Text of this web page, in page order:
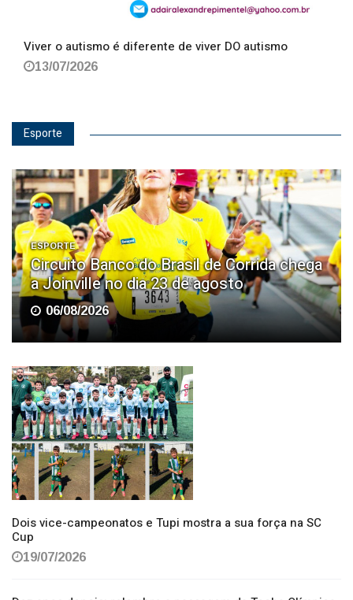
Viver o autismo é diferente de viver DO autismo
13/07/2026
Esporte
ESPORTE
Circuito Banco do Brasil de Corrida chega
a Joinville no dia 23 de agosto
06/08/2026
Dois vice-campeonatos e Tupi mostra a sua força na SC
Cup
19/07/2026